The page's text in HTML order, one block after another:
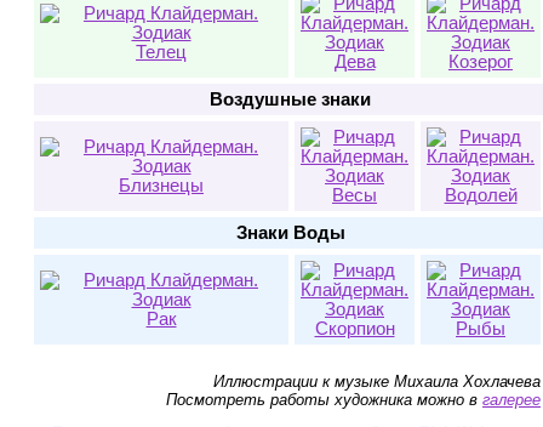
Телец Дева
Козерог
Воздушные знаки
Близнецы Весы
Водолей
Знаки Воды
Рак Скорпион Рыбы
Иллюстрации к музыке Михаила Хохлачева
Посмотреть работы художника можно в галерее